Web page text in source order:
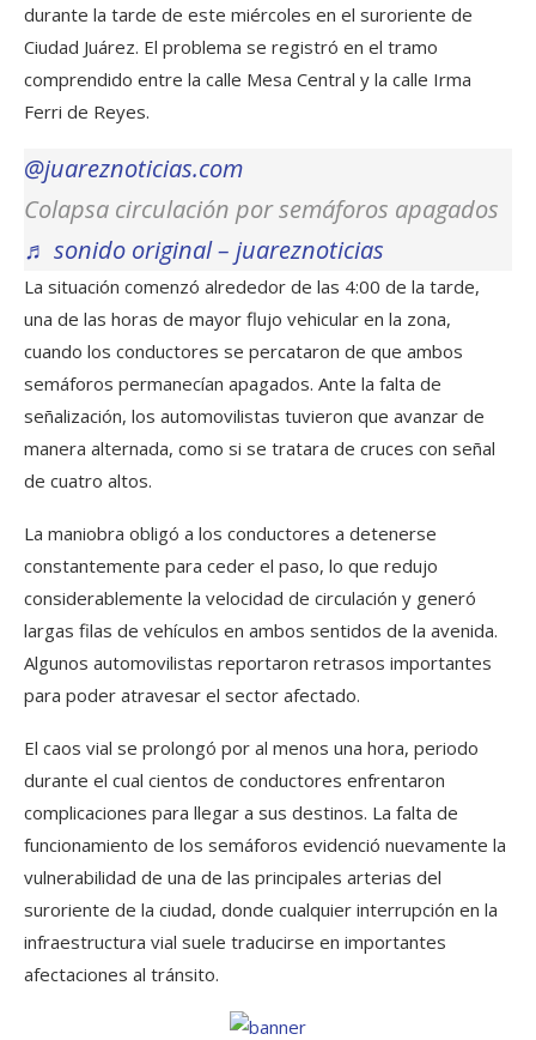
durante la tarde de este miércoles en el suroriente de
Ciudad Juárez. El problema se registró en el tramo
comprendido entre la calle Mesa Central y la calle Irma
Ferri de Reyes.
@juareznoticias.com
Colapsa circulación por semáforos apagados
♬ sonido original – juareznoticias
La situación comenzó alrededor de las 4:00 de la tarde,
una de las horas de mayor flujo vehicular en la zona,
cuando los conductores se percataron de que ambos
semáforos permanecían apagados. Ante la falta de
señalización, los automovilistas tuvieron que avanzar de
manera alternada, como si se tratara de cruces con señal
de cuatro altos.
La maniobra obligó a los conductores a detenerse
constantemente para ceder el paso, lo que redujo
considerablemente la velocidad de circulación y generó
largas filas de vehículos en ambos sentidos de la avenida.
Algunos automovilistas reportaron retrasos importantes
para poder atravesar el sector afectado.
El caos vial se prolongó por al menos una hora, periodo
durante el cual cientos de conductores enfrentaron
complicaciones para llegar a sus destinos. La falta de
funcionamiento de los semáforos evidenció nuevamente la
vulnerabilidad de una de las principales arterias del
suroriente de la ciudad, donde cualquier interrupción en la
infraestructura vial suele traducirse en importantes
afectaciones al tránsito.